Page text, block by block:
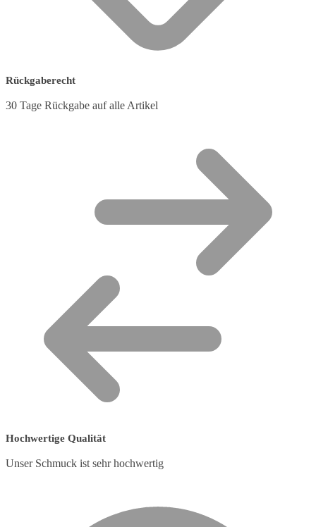
Rückgaberecht
30 Tage Rückgabe auf alle Artikel
Hochwertige Qualität
Unser Schmuck ist sehr hochwertig